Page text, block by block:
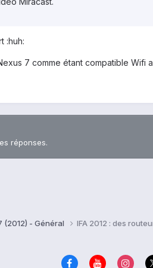
:huh:
7 comme étant compatible Wifi
réponses.
(2012) - Général IFA 2012 : des